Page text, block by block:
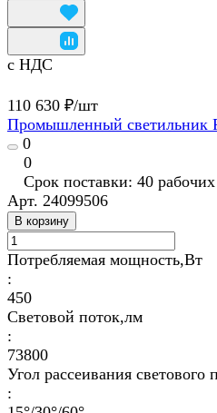
с НДС
110 630 ₽/шт
Промышленный светильник
0
0
Срок поставки: 40
Арт. 24099506
В корзину
Потребляемая мощность,Вт
:
450
Световой поток,лм
:
73800
Угол рассеивания светового
: